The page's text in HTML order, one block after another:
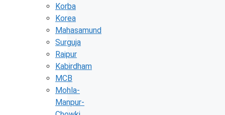
Korba
Korea
Mahasamund
Surguja
Raipur
Kabirdham
MCB
Mohla-
Manpur-